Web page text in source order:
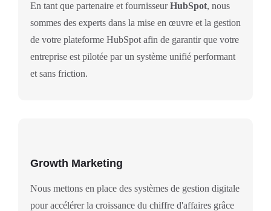
En tant que partenaire et fournisseurHubSpot, nous
sommes des experts dans la mise en œuvre et la gestion
de votre plateforme HubSpot afin de garantir que votre
entreprise est pilotée par un système unifié performant
et sans friction.
Growth Marketing
Nous mettons en place des systèmes de gestion digitale
pour accélérer la croissance du chiffre d'affaires grâce